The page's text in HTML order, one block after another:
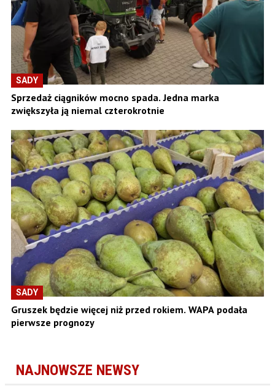
SADY
Sprzedaż ciągników mocno spada. Jedna marka
zwiększyła ją niemal czterokrotnie
SADY
Gruszek będzie więcej niż przed rokiem. WAPA podała
pierwsze prognozy
NAJNOWSZE NEWSY